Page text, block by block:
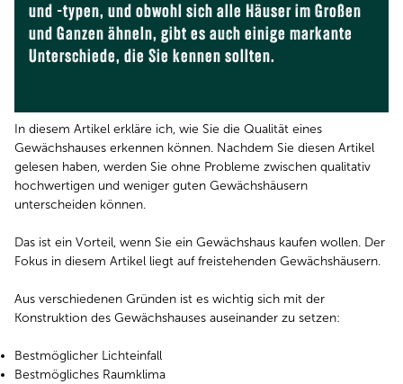
und -typen, und obwohl sich alle Häuser im Großen
und Ganzen ähneln, gibt es auch einige markante
Unterschiede, die Sie kennen sollten.
In diesem Artikel erkläre ich, wie Sie die Qualität eines
Gewächshauses erkennen können. Nachdem Sie diesen Artikel
gelesen haben, werden Sie ohne Probleme zwischen qualitativ
hochwertigen und weniger guten Gewächshäusern
unterscheiden können.
Das ist ein Vorteil, wenn Sie ein Gewächshaus kaufen wollen. Der
Fokus in diesem Artikel liegt auf freistehenden Gewächshäusern.
Aus verschiedenen Gründen ist es wichtig sich mit der
Konstruktion des Gewächshauses auseinander zu setzen:
Bestmöglicher Lichteinfall
Bestmögliches Raumklima